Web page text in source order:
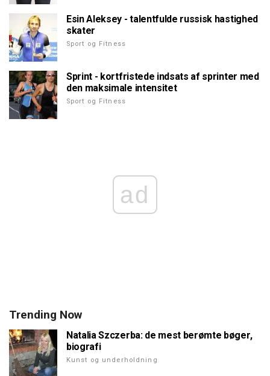
Esin Aleksey - talentfulde russisk hastighed
skater
Sport og Fitness
Sprint - kortfristede indsats af sprinter med
den maksimale intensitet
Sport og Fitness
ad
Trending Now
Natalia Szczerba: de mest berømte bøger,
biografi
Kunst og underholdning